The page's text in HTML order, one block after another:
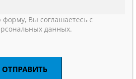
Вы соглашаетесь с
данных.